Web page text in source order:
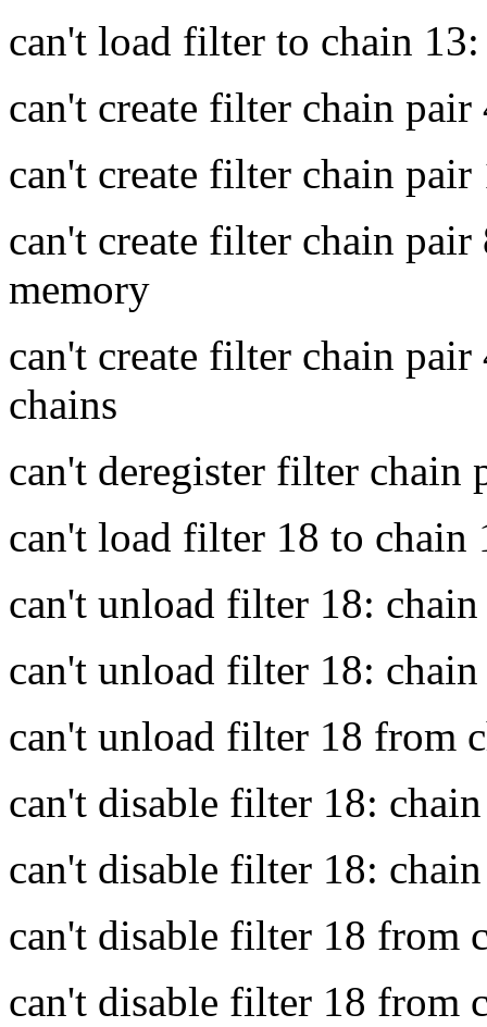
can't load filter to chain
can't create filter chain pair
can't create filter chain
can't create filter chain
memory
can't create filter chain
chains
can't deregister filter chain
can't load filter 18 to chain
can't unload filter 18:
can't unload filter 18:
can't unload filter 18 from
can't disable filter 18:
can't disable filter 18:
can't disable filter 18 from
can't disable filter 18 from